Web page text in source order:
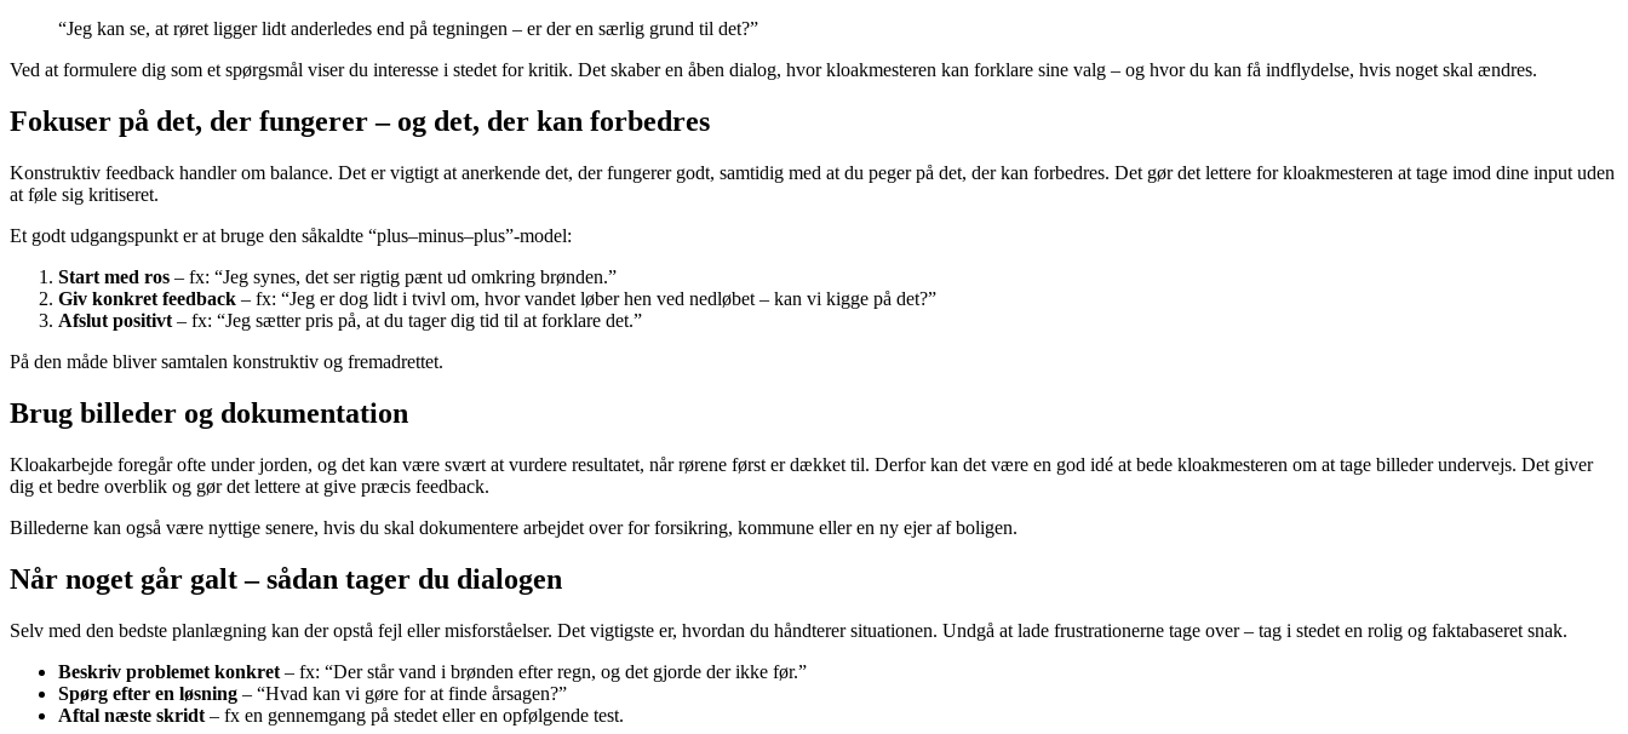
“Jeg kan se, at røret ligger lidt anderledes end på tegningen – er der en særlig grund til det?”
Ved at formulere dig som et spørgsmål viser du interesse i stedet for kritik. Det skaber en åben dialog, hvor kloakmesteren kan forklare sine valg – og hvor du kan få indflydelse, hvis noget skal ændres.
Fokuser på det, der fungerer – og det, der kan forbedres
Konstruktiv feedback handler om balance. Det er vigtigt at anerkende det, der fungerer godt, samtidig med at du peger på det, der kan forbedres. Det gør det lettere for kloakmesteren at tage imod dine input uden
at føle sig kritiseret.
Et godt udgangspunkt er at bruge den såkaldte “plus–minus–plus”-model:
Start med ros – fx: “Jeg synes, det ser rigtig pænt ud omkring brønden.”
Giv konkret feedback – fx: “Jeg er dog lidt i tvivl om, hvor vandet løber hen ved nedløbet – kan vi kigge på det?”
Afslut positivt – fx: “Jeg sætter pris på, at du tager dig tid til at forklare det.”
På den måde bliver samtalen konstruktiv og fremadrettet.
Brug billeder og dokumentation
Kloakarbejde foregår ofte under jorden, og det kan være svært at vurdere resultatet, når rørene først er dækket til. Derfor kan det være en god idé at bede kloakmesteren om at tage billeder undervejs. Det giver
dig et bedre overblik og gør det lettere at give præcis feedback.
Billederne kan også være nyttige senere, hvis du skal dokumentere arbejdet over for forsikring, kommune eller en ny ejer af boligen.
Når noget går galt – sådan tager du dialogen
Selv med den bedste planlægning kan der opstå fejl eller misforståelser. Det vigtigste er, hvordan du håndterer situationen. Undgå at lade frustrationerne tage over – tag i stedet en rolig og faktabaseret snak.
Beskriv problemet konkret – fx: “Der står vand i brønden efter regn, og det gjorde der ikke før.”
Spørg efter en løsning – “Hvad kan vi gøre for at finde årsagen?”
Aftal næste skridt – fx en gennemgang på stedet eller en opfølgende test.